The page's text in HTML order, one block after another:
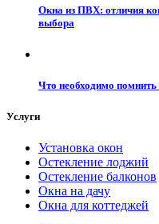
Окна из ПВХ: отличия
выбора
Что необходимо помнить
Услуги
Установка окон
Остекление лоджий
Остекление балконов
Окна на дачу
Окна для коттеджей